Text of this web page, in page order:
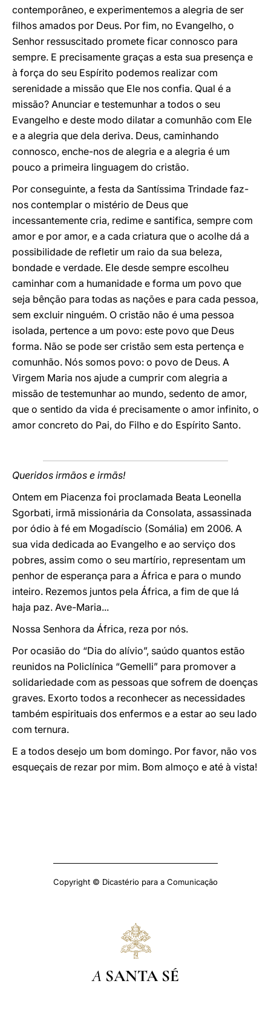
contemporâneo, e experimentemos a alegria de ser
filhos amados por Deus. Por fim, no Evangelho, o
Senhor ressuscitado promete ficar connosco para
sempre. E precisamente graças a esta sua presença e
à força do seu Espírito podemos realizar com
serenidade a missão que Ele nos confia. Qual é a
missão? Anunciar e testemunhar a todos o seu
Evangelho e deste modo dilatar a comunhão com Ele
e a alegria que dela deriva. Deus, caminhando
connosco, enche-nos de alegria e a alegria é um
pouco a primeira linguagem do cristão.
Por conseguinte, a festa da Santíssima Trindade faz-
nos contemplar o mistério de Deus que
incessantemente cria, redime e santifica, sempre com
amor e por amor, e a cada criatura que o acolhe dá a
possibilidade de refletir um raio da sua beleza,
bondade e verdade. Ele desde sempre escolheu
caminhar com a humanidade e forma um povo que
seja bênção para todas as nações e para cada pessoa,
sem excluir ninguém. O cristão não é uma pessoa
isolada, pertence a um povo: este povo que Deus
forma. Não se pode ser cristão sem esta pertença e
comunhão. Nós somos povo: o povo de Deus. A
Virgem Maria nos ajude a cumprir com alegria a
missão de testemunhar ao mundo, sedento de amor,
que o sentido da vida é precisamente o amor infinito, o
amor concreto do Pai, do Filho e do Espírito Santo.
Queridos irmãos e irmãs!
Ontem em Piacenza foi proclamada Beata Leonella
Sgorbati, irmã missionária da Consolata, assassinada
por ódio à fé em Mogadíscio (Somália) em 2006. A
sua vida dedicada ao Evangelho e ao serviço dos
pobres, assim como o seu martírio, representam um
penhor de esperança para a África e para o mundo
inteiro. Rezemos juntos pela África, a fim de que lá
haja paz. Ave-Maria...
Nossa Senhora da África, reza por nós.
Por ocasião do “Dia do alívio”, saúdo quantos estão
reunidos na Policlínica “Gemelli” para promover a
solidariedade com as pessoas que sofrem de doenças
graves. Exorto todos a reconhecer as necessidades
também espirituais dos enfermos e a estar ao seu lado
com ternura.
E a todos desejo um bom domingo. Por favor, não vos
esqueçais de rezar por mim. Bom almoço e até à vista!
Copyright © Dicastério para a Comunicação
A SANTA SÉ